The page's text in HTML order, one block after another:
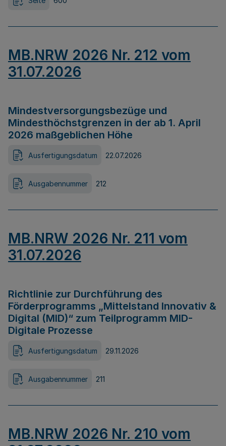
MB.NRW 2026 Nr. 212 vom
31.07.2026
Mindestversorgungsbezüge und
Mindesthöchstgrenzen in der ab 1. April
2026 maßgeblichen Höhe
Ausfertigungsdatum 22.07.2026
Ausgabennummer 212
MB.NRW 2026 Nr. 211 vom
31.07.2026
Richtlinie zur Durchführung des
Förderprogramms „Mittelstand Innovativ &
Digital (MID)“ zum Teilprogramm MID-
Digitale Prozesse
Ausfertigungsdatum 29.11.2026
Ausgabennummer 211
MB.NRW 2026 Nr. 210 vom